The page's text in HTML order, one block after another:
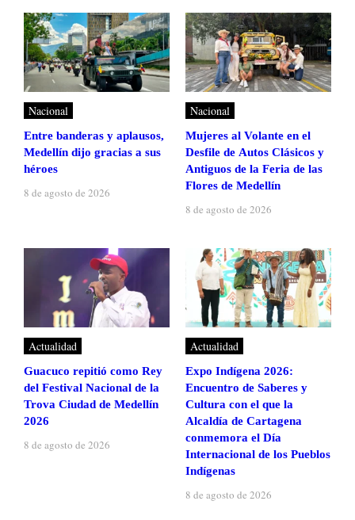
Nacional
Entre banderas y aplausos,
Medellín dijo gracias a sus
héroes
8 de agosto de 2026
Nacional
Mujeres al Volante en el
Desfile de Autos Clásicos y
Antiguos de la Feria de las
Flores de Medellín
8 de agosto de 2026
Actualidad
Guacuco repitió como Rey
del Festival Nacional de la
Trova Ciudad de Medellín
2026
8 de agosto de 2026
Actualidad
Expo Indígena 2026:
Encuentro de Saberes y
Cultura con el que la
Alcaldía de Cartagena
conmemora el Día
Internacional de los Pueblos
Indígenas
8 de agosto de 2026